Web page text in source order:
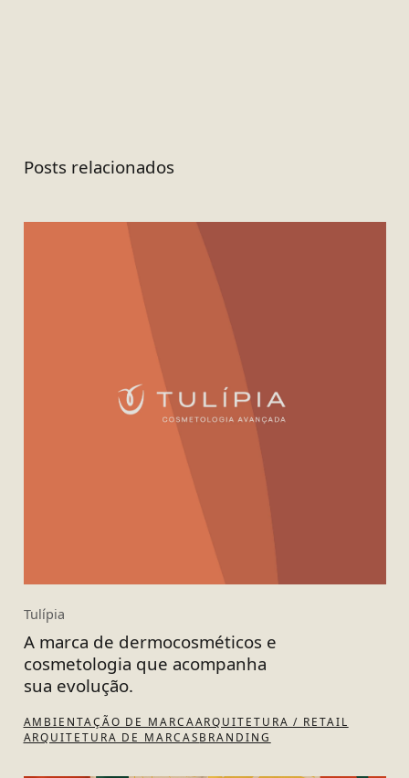
Posts relacionados
Tulípia
A marca de dermocosméticos e
cosmetologia que acompanha
sua evolução.
AMBIENTAÇÃO DE MARCAARQUITETURA / RETAIL
ARQUITETURA DE MARCASBRANDING